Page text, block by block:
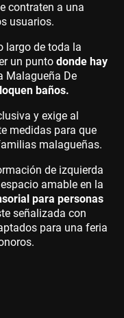
contraten a una
usuarios.
largo de toda la
un punto donde hay
Malagueña De
baños.
y exige al
medidas para que
malagueñas.
de izquierda
amable en la
para personas
señalizada con
para una feria